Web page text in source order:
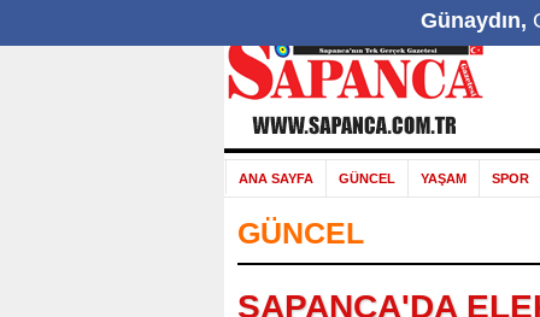
Günaydın,
ANA SAYFA GÜNCEL YAŞAM SPOR
GÜNCEL
SAPANCA'DA